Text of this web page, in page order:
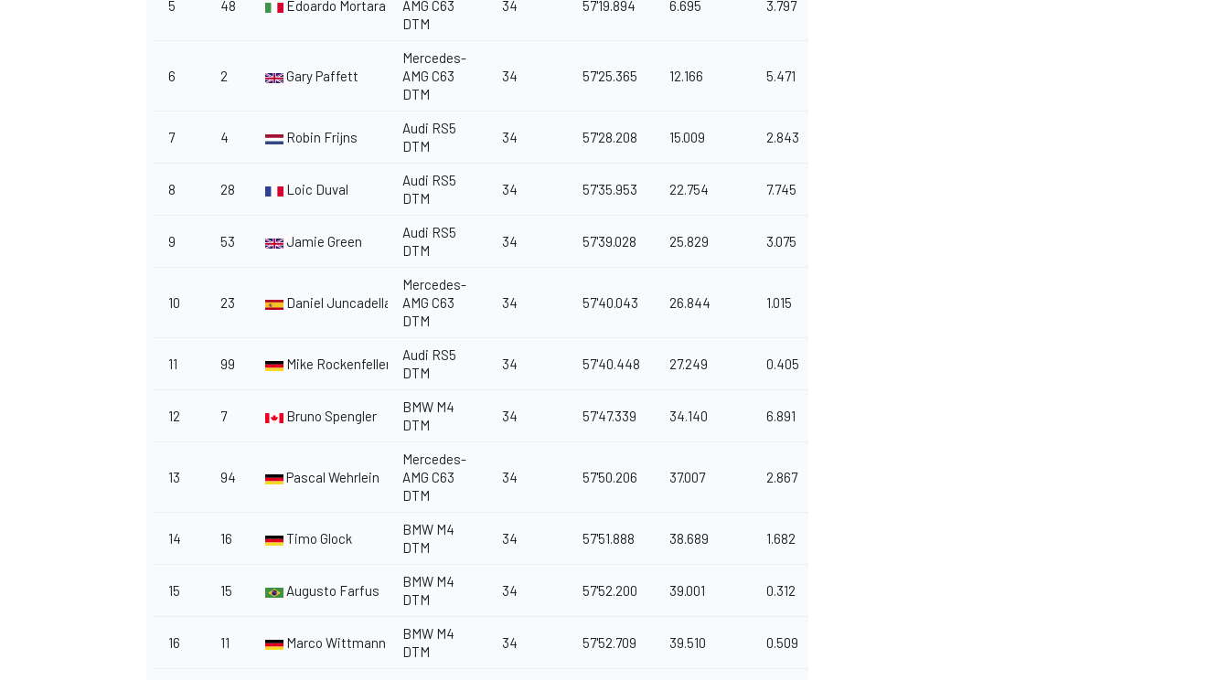
5 48 Edoardo Mortara
AMG C63
DTM
34 57'19.894 6.695 3.797
6 2 Gary Paffett
Mercedes-
AMG C63
DTM
34 57'25.365 12.166 5.471
7 4 Robin Frijns
Audi RS5
DTM
34 57'28.208 15.009 2.843
8 28 Loic Duval
Audi RS5
DTM
34 57'35.953 22.754 7.745
9 53 Jamie Green
Audi RS5
DTM
34 57'39.028 25.829 3.075
10 23 Daniel Juncadella
Mercedes-
AMG C63
DTM
34 57'40.043 26.844 1.015
11 99 Mike Rockenfeller
Audi RS5
DTM
34 57'40.448 27.249 0.405
12 7 Bruno Spengler
BMW M4
DTM
34 57'47.339 34.140 6.891
13 94 Pascal Wehrlein
Mercedes-
AMG C63
DTM
34 57'50.206 37.007 2.867
14 16 Timo Glock
BMW M4
DTM
34 57'51.888 38.689 1.682
15 15 Augusto Farfus
BMW M4
DTM
34 57'52.200 39.001 0.312
16 11 Marco Wittmann
BMW M4
DTM
34 57'52.709 39.510 0.509